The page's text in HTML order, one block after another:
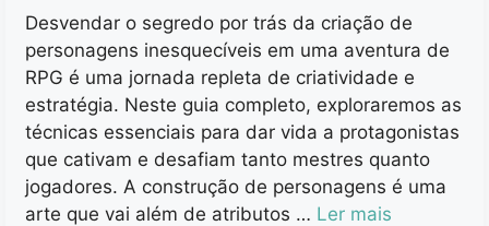
Desvendar o segredo por trás da criação de
personagens inesquecíveis em uma aventura de
RPG é uma jornada repleta de criatividade e
estratégia. Neste guia completo, exploraremos as
técnicas essenciais para dar vida a protagonistas
que cativam e desafiam tanto mestres quanto
jogadores. A construção de personagens é uma
arte que vai além de atributos … Ler mais